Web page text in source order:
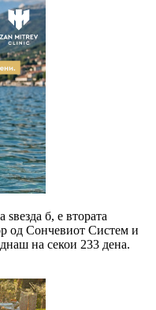
б, е втората
од Сончевиот Систем и
на секои 233 дена.